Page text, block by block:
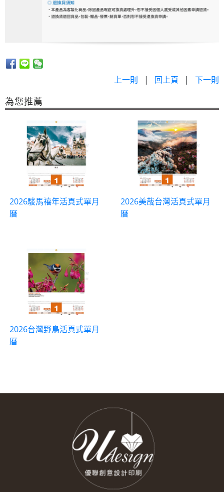
上一則 | 回上頁 | 下一則
為您推薦
2026駿馬禧年活頁式單月
曆
2026美哉台灣活頁式單月
曆
2026台灣野鳥活頁式單月
曆